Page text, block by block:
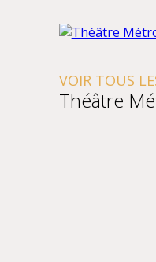
VOIR TOUS
Théâtre